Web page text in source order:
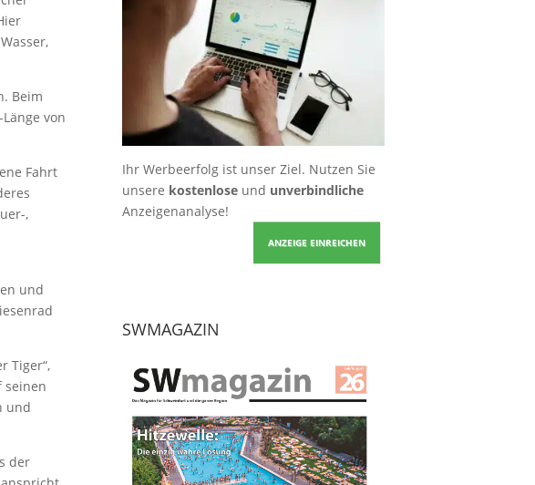
Beim
von
Fahrt
,
und
Tiger“,
seinen
und
der
Ihr Werbeerfolg ist unser Ziel. Nutzen Sie
unsere kostenloseund unverbindliche
Anzeigenanalyse!
ANZEIGE EINREICHEN
SWMAGAZIN